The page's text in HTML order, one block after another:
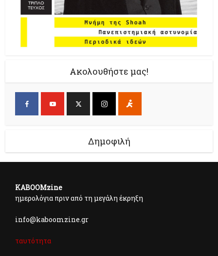
Ακολουθήστε μας!
Δημοφιλή
KABOOMzine
ημερολόγια πριν από τη μεγάλη έκρηξη
info@kaboomzine.gr
ταυτότητα